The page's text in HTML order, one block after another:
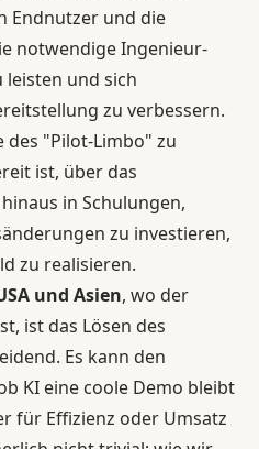
Endnutzer und die
notwendige Ingenieur-
leisten und sich
zu verbessern.
des "Pilot-Limbo" zu
ist, über das
in Schulungen,
zu investieren,
zu realisieren.
und Asien, wo der
ist das Lösen des
Es kann den
KI eine coole Demo bleibt
für Effizienz oder Umsatz